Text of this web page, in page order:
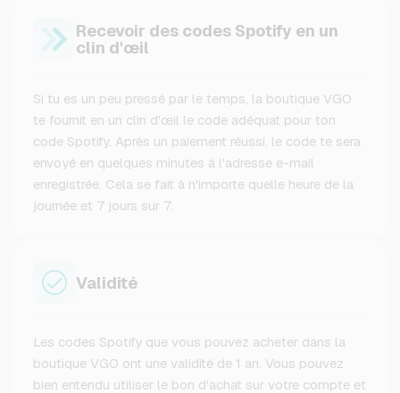
Recevoir des codes Spotify en un
clin d'œil
Si tu es un peu pressé par le temps, la boutique VGO
te fournit en un clin d'œil le code adéquat pour ton
code Spotify. Après un paiement réussi, le code te sera
envoyé en quelques minutes à l'adresse e-mail
enregistrée. Cela se fait à n'importe quelle heure de la
journée et 7 jours sur 7.
Validité
Les codes Spotify que vous pouvez acheter dans la
boutique VGO ont une validité de 1 an. Vous pouvez
bien entendu utiliser le bon d'achat sur votre compte et